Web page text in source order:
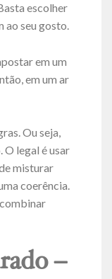
escolher
ao seu gosto.
em um
em um ar
Ou seja,
O legal é usar
misturar
coerência.
–